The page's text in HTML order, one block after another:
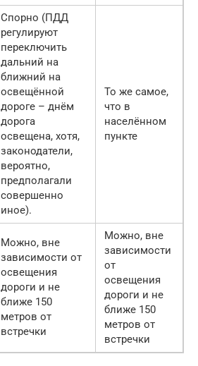
Спорно (ПДД
регулируют
переключить
дальний на
ближний на
освещённой
дороге – днём
дорога
освещена, хотя,
законодатели,
вероятно,
предполагали
совершенно
иное).
То же самое,
что в
населённом
пункте
Можно, вне
зависимости от
освещения
дороги и не
ближе 150
метров от
встречки
Можно, вне
зависимости
от
освещения
дороги и не
ближе 150
метров от
встречки